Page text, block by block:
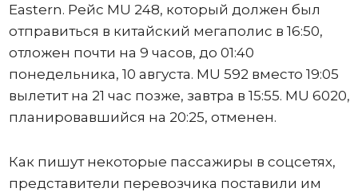
Eastern. Рейс MU 248, который должен был
отправиться в китайский мегаполис в 16:50,
отложен почти на 9 часов, до 01:40
понедельника, 10 августа. MU 592 вместо 19:05
вылетит на 21 час позже, завтра в 15:55. MU 6020,
планировавшийся на 20:25, отменен.
Как пишут некоторые пассажиры в соцсетях,
представители перевозчика поставили им